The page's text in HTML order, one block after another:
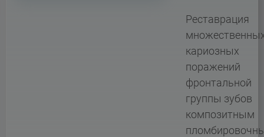
Реставрация
кариозных
поражений
фронтальной
группы зубов
композитным